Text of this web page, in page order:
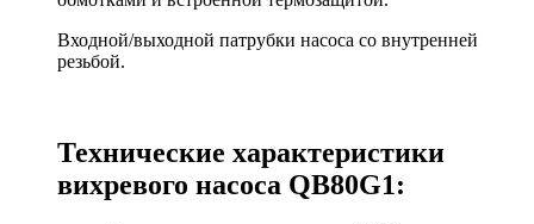
Входной/выходной патрубки насоса со внутренней
резьбой.
Технические характеристики
вихревого насоса QB80G1: